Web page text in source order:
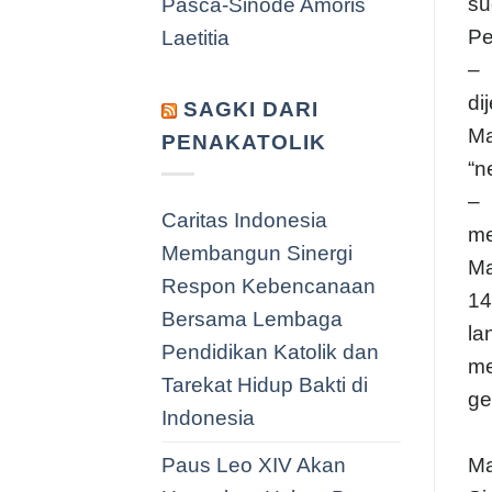
Pasca-Sinode Amoris
Laetitia
SAGKI DARI
PENAKATOLIK
Caritas Indonesia
Membangun Sinergi
Respon Kebencanaan
Bersama Lembaga
Pendidikan Katolik dan
Tarekat Hidup Bakti di
Indonesia
Paus Leo XIV Akan
–
–